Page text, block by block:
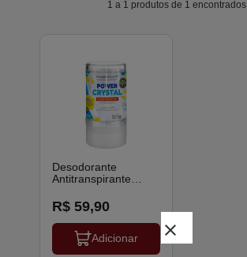
close
1 a 1 produtos de 1 encontrados
Desodorante
Antitranspirante
120g Ortho Pauher
R$ 59,90
Adicionar